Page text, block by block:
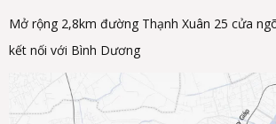
Mở rộng 2,8km đường Thạnh Xuân 25 cửa
kết nối với Bình Dương